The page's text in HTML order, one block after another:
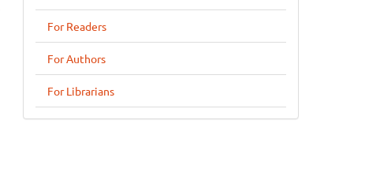
For Readers
For Authors
For Librarians